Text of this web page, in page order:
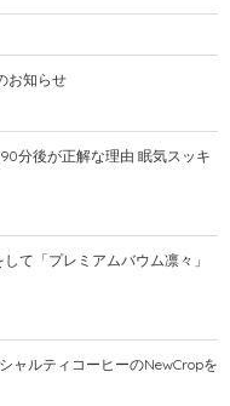
お知らせ
分後が正解な理由 眠気スッキ
て「プレミアムバウム凛々」
ャルティコーヒーのNewCropを